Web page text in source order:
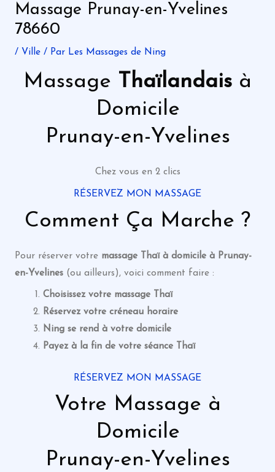
Massage Prunay-en-Yvelines
78660
/ Ville/ Par Les Massages de Ning
Massage Thaïlandais à
Domicile
Prunay-en-Yvelines
Chez vous en 2 clics
RÉSERVEZ MON MASSAGE
Comment Ça Marche ?
Pour réserver votre massage Thaï à domicile à Prunay-
en-Yvelines (ou ailleurs), voici comment faire :
Choisissez votre massage Thaï
Réservez votre créneau horaire
Ning se rend à votre domicile
Payez à la fin de votre séance Thaï
RÉSERVEZ MON MASSAGE
Votre Massage à
Domicile
Prunay-en-Yvelines